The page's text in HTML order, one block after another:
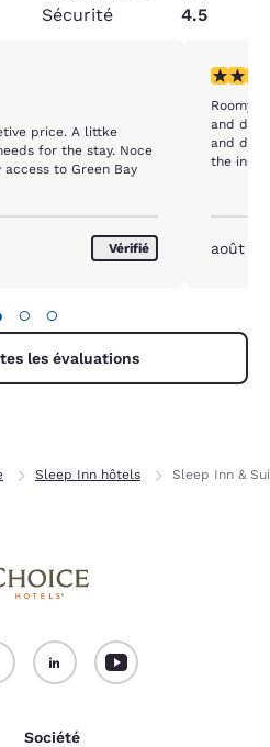
Sécurité 4.5
A littke
for the stay. Noce
to Green Bay
Vérifié
2
Roomy
and dripping noises.
and
août
○ ○
les évaluations
Sleep Inn hôtels Sleep Inn &
Société